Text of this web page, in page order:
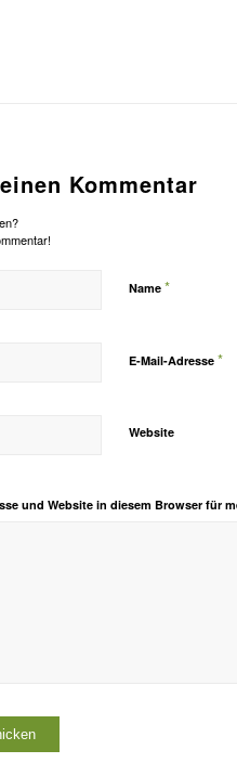
Kommentar
Name *
E-Mail-Adresse *
Website
und Website in diesem Browser für